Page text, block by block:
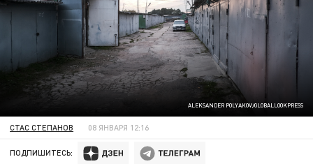
ALEKSANDER POLYAKOV/GLOBALLOOKPRESS
СТАС СТЕПАНОВ 08 ЯНВАРЯ 12:16
ПОДПИШИТЕСЬ: